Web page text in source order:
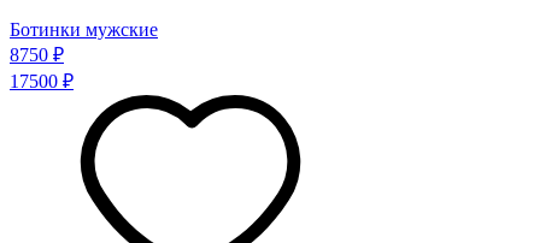
Ботинки мужские
8750 ₽
17500 ₽